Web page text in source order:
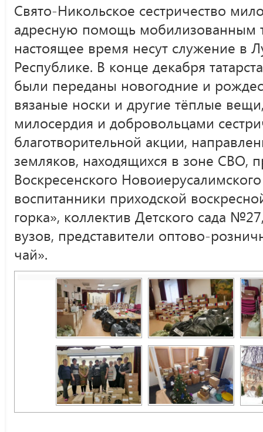
Свято-Никольское сестричество
адресную помощь мобилизованным
настоящее время несут служение в
Республике. В конце декабря
были переданы новогодние и
вязаные носки и другие тёплые
милосердия и добровольцами
благотворительной акции,
земляков, находящихся в зоне СВО,
Воскресенского
воспитанники приходской
горка», коллектив Детского сада
вузов, представители оптово-
чай».